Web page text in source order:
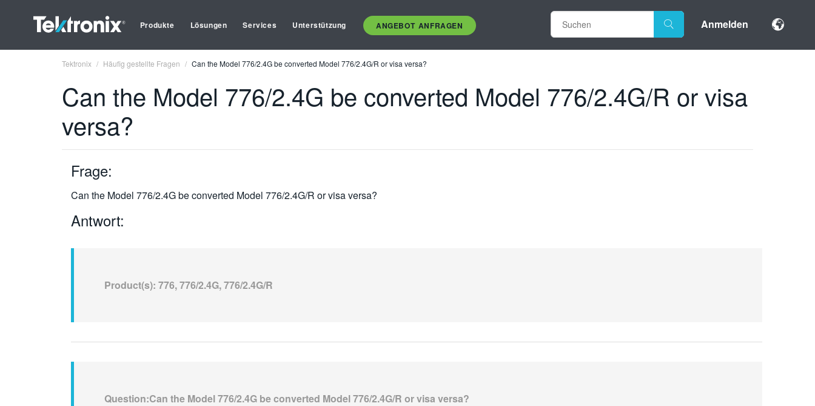
Produkte Lösungen Services Unterstützung ANGEBOT ANFRAGEN Anmelden
Tektronix Häufig gestellte Fragen Can the Model 776/2.4G be converted Model 776/2.4G/R or visa versa?
Can the Model 776/2.4G be converted Model 776/2.4G/R or visa
versa?
Frage:
Can the Model 776/2.4G be converted Model 776/2.4G/R or visa versa?
Antwort:
Product(s): 776, 776/2.4G, 776/2.4G/R
Question:Can the Model 776/2.4G be converted Model 776/2.4G/R or visa versa?